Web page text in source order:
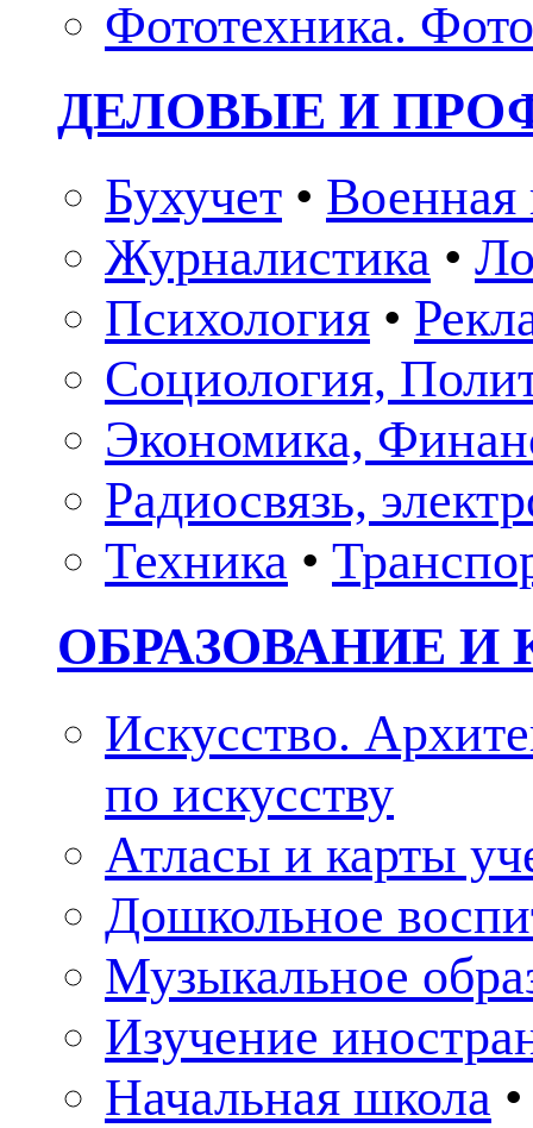
Фототехника.
ДЕЛОВЫЕ И
Бухучет • Военная
Журналистика •
Психология •
Социология,
Экономика,
Радиосвязь,
Техника •
ОБРАЗОВАНИЕ И
Искусство.
по искусству
Атласы и карты
Дошкольное
Музыкальное
Изучение
Начальная школа •